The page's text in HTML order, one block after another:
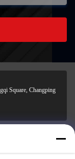
Square, Changping